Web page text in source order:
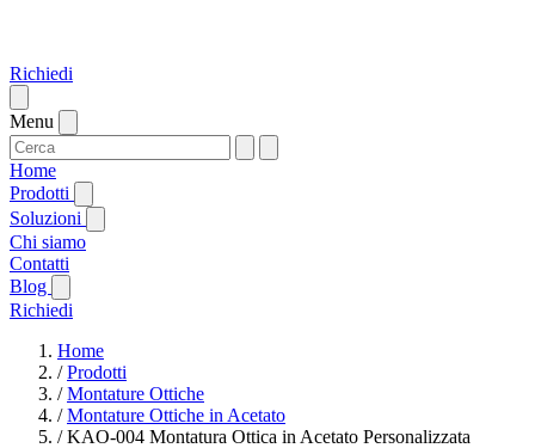
Richiedi
Menu
Home
Prodotti
Soluzioni
Chi siamo
Contatti
Blog
Richiedi
Home
/Prodotti
/Montature Ottiche
/Montature Ottiche in Acetato
/KAO-004 Montatura Ottica in Acetato Personalizzata